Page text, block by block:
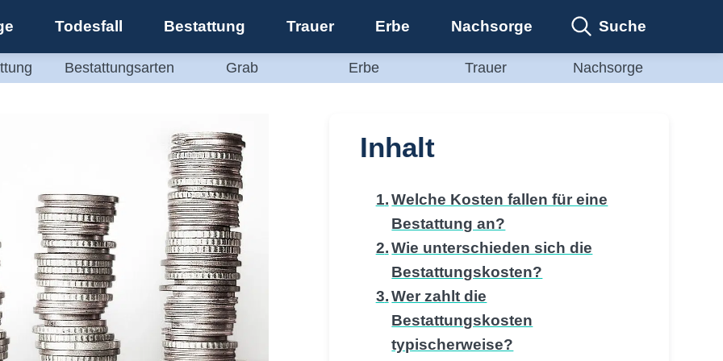
Todesfall Bestattung Trauer Erbe Nachsorge Suche
Bestattungsarten Grab Erbe Trauer Nachsorge
Inhalt
Welche Kosten fallen für eine
Bestattung an?
Wie unterschieden sich die
Bestattungskosten?
Wer zahlt die
Bestattungskosten
typischerweise?